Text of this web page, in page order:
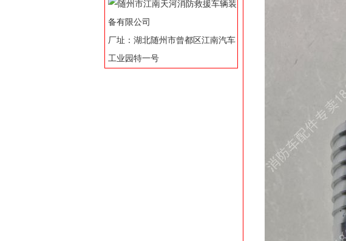
厂址：湖北随州市曾都区江南汽车
工业园特一号